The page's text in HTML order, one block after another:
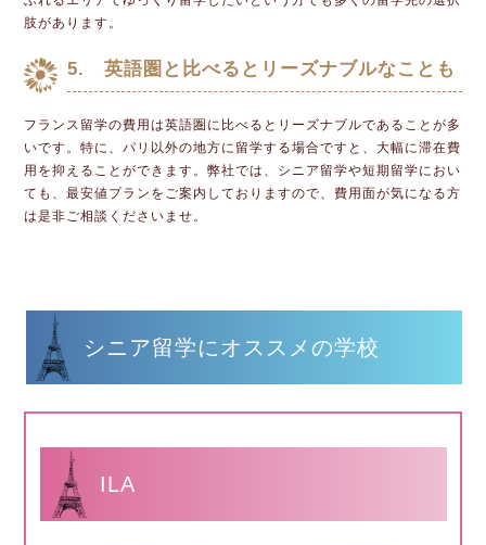
肢があります。
5. 英語圏と比べるとリーズナブルなことも
フランス留学の費用は英語圏に比べるとリーズナブルであることが多
いです。特に、パリ以外の地方に留学する場合ですと、大幅に滞在費
用を抑えることができます。弊社では、シニア留学や短期留学におい
ても、最安値プランをご案内しておりますので、費用面が気になる方
は是非ご相談くださいませ。
シニア留学にオススメの学校
ILA